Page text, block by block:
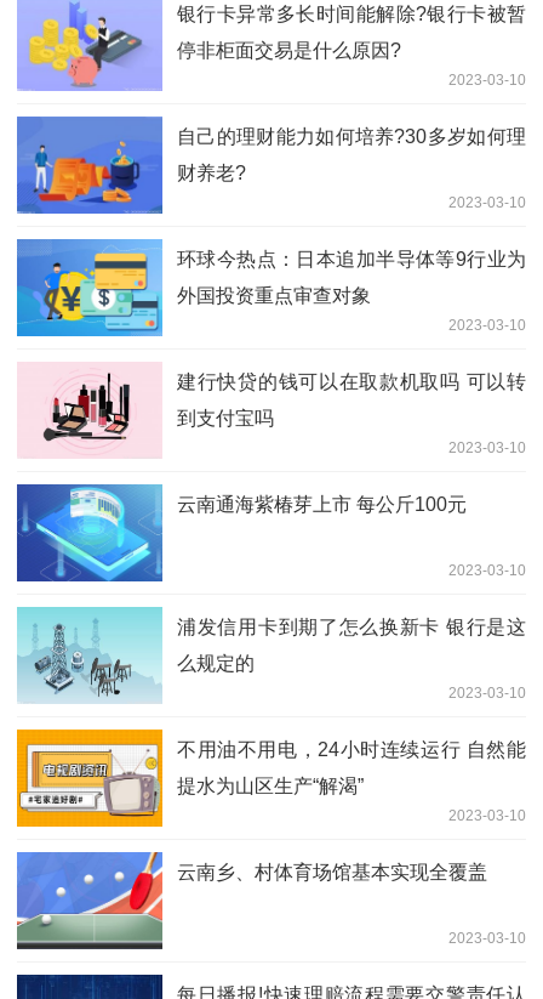
银行卡异常多长时间能解除?银行卡被暂
停非柜面交易是什么原因?
2023-03-10
自己的理财能力如何培养?30多岁如何理
财养老?
2023-03-10
环球今热点：日本追加半导体等9行业为
外国投资重点审查对象
2023-03-10
建行快贷的钱可以在取款机取吗 可以转
到支付宝吗
2023-03-10
云南通海紫椿芽上市 每公斤100元
2023-03-10
浦发信用卡到期了怎么换新卡 银行是这
么规定的
2023-03-10
不用油不用电，24小时连续运行 自然能
提水为山区生产“解渴”
2023-03-10
云南乡、村体育场馆基本实现全覆盖
2023-03-10
每日播报!快速理赔流程需要交警责任认